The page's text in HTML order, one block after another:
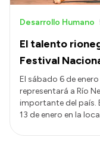
El talento
Festival
Desarrollo Humano
El sábado 6 de
representará a Río
importante del país.
13 de enero en la